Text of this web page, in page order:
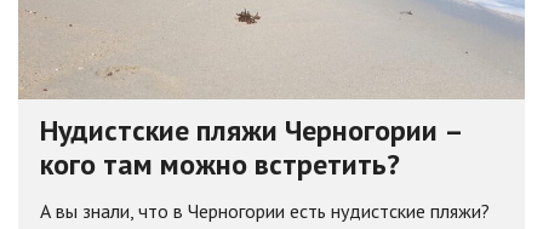
Нудистские пляжи Черногории –
кого там можно встретить?
А вы знали, что в Черногории есть нудистские пляжи?